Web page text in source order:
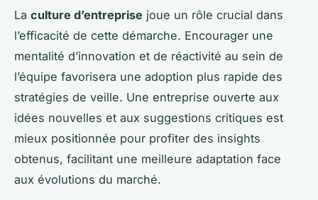
La culture d’entreprise joue un rôle crucial dans
l’efficacité de cette démarche. Encourager une
mentalité d’innovation et de réactivité au sein de
l’équipe favorisera une adoption plus rapide des
stratégies de veille. Une entreprise ouverte aux
idées nouvelles et aux suggestions critiques est
mieux positionnée pour profiter des insights
obtenus, facilitant une meilleure adaptation face
aux évolutions du marché.